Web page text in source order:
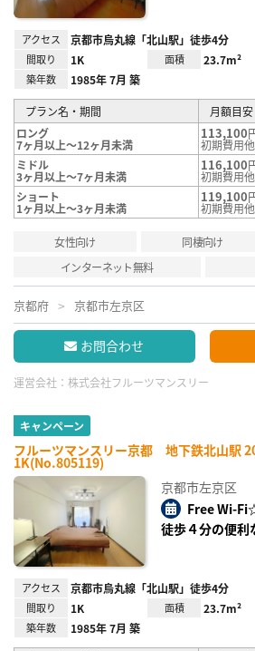
アクセス 京都市烏丸線「北山駅」徒歩4分
間取り 1K 面積 23.7m²
築年数 1985年 7月 築
プラン名・期間
月額目安
ロング
7ヶ月以上～12ヶ月未満
113,100
初期費用
ミドル
3ヶ月以上～7ヶ月未満
116,100
初期費用
ショート
1ヶ月以上～3ヶ月未満
119,100
初期費用
女性向け 同棲向け
インターネット無料
京都府 京都市左京区
お問合わせ
運営会社： 株式会社フルーツマンスリー
キャンペーン
フルーツマンスリー京都 地下鉄北山駅
1K(No.805119)
京都市左京区
Free Wi-
徒歩４分の便
アクセス 京都市烏丸線「北山駅」徒歩4分
間取り 1K 面積 23.7m²
築年数 1985年 7月 築